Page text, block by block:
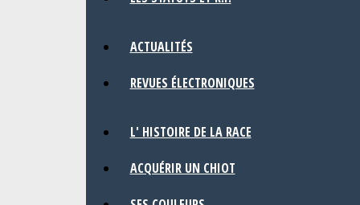
ACTUALITÉS
REVUES ÉLECTRONIQUES
L' HISTOIRE DE LA RACE
ACQUÉRIR UN CHIOT